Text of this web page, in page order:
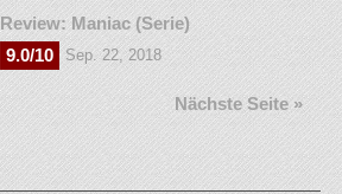
Review: Maniac (Serie)
9.0/10
Sep. 22, 2018
Nächste Seite »